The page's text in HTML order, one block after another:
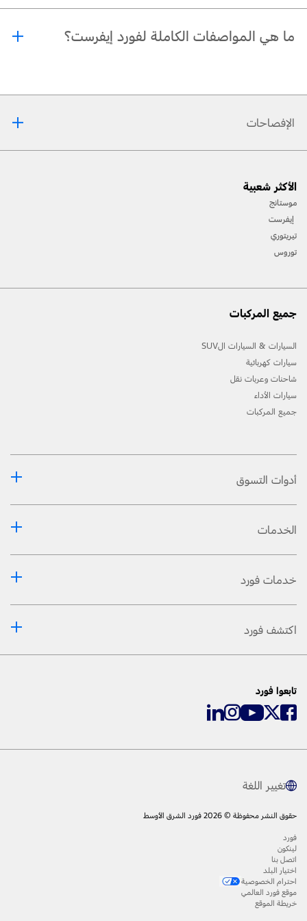
ما هي المواصفات الكاملة لفورد إيفرست؟
الإفصاحات
المسارات، وإستخدام معدّات السّلامة المناسبة.
[2] لن تتوفّر جميع ميّزات المركبة في جميع الأسواق. إتّصل بموزّع فورد المحلّي للحصول على أحدث
الأكثر شعبية
موستانج
إيفرست
تيريتوري
توروس
جميع المركبات
السيارات & السيارات الSUV
سيارات كهربائية
شاحنات وعربات نقل
سيارات الأداء
جميع المركبات
أدوات التسوق
الخدمات
خدمات فورد
اكتشف فورد
تابعوا فورد
تغيير اللغة
حقوق النشر محفوظة © 2026 فورد الشرق الأوسط
فورد
لينكون
اتصل بنا
اختيار البلد
احترام الخصوصية
موقع فورد العالمي
خريطة الموقع